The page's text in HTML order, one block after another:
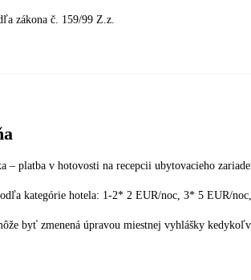
zákona č. 159/99 Z.z.
– platba v hotovosti na recepcii ubytovacieho
kategórie hotela: 1-2* 2 EUR/noc, 3* 5 EUR/
byť zmenená úpravou miestnej vyhlášky